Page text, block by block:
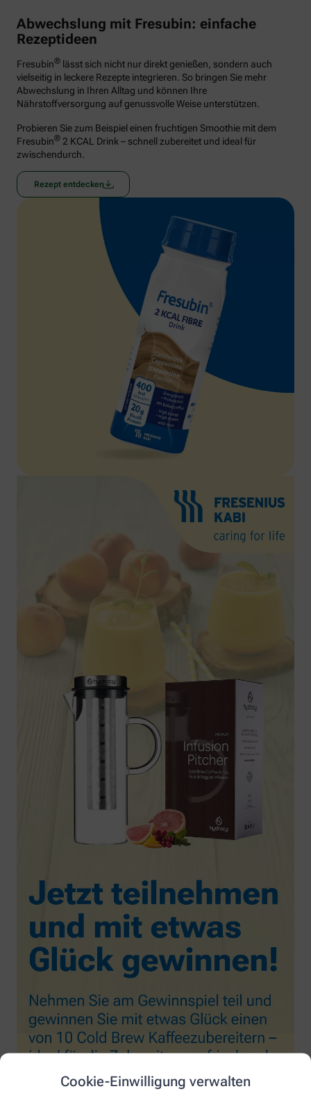
Cookie-Einwilligung verwalten
Abwechslung mit Fresubin: einfache
Rezeptideen
Fresubin® lässt sich nicht nur direkt genießen, sondern auch
vielseitig in leckere Rezepte integrieren. So bringen Sie mehr
Abwechslung in Ihren Alltag und können Ihre
Nährstoffversorgung auf genussvolle Weise unterstützen.
Probieren Sie zum Beispiel einen fruchtigen Smoothie mit dem
Fresubin® 2 KCAL Drink – schnell zubereitet und ideal für
zwischendurch.
Rezept entdecken